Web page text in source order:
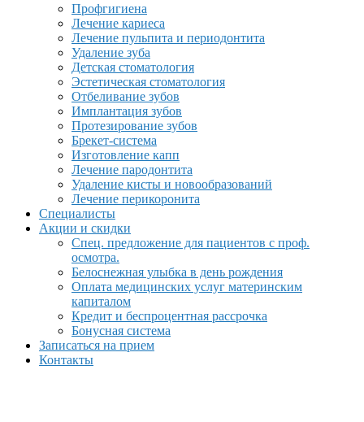
Профгигиена
Лечение кариеса
Лечение пульпита и периодонтита
Удаление зуба
Детская стоматология
Эстетическая стоматология
Отбеливание зубов
Имплантация зубов
Протезирование зубов
Брекет-система
Изготовление капп
Лечение пародонтита
Удаление кисты и новообразований
Лечение перикоронита
Специалисты
Акции и скидки
Спец. предложение для пациентов с проф.
осмотра.
Белоснежная улыбка в день рождения
Оплата медицинских услуг материнским
капиталом
Кредит и беспроцентная рассрочка
Бонусная система
Записаться на прием
Контакты